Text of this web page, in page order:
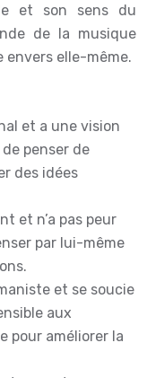
et son sens du
de la musique
envers elle-même.
et a une vision
penser de
des idées
et n’a pas peur
par lui-même
et se soucie
aux
pour améliorer la